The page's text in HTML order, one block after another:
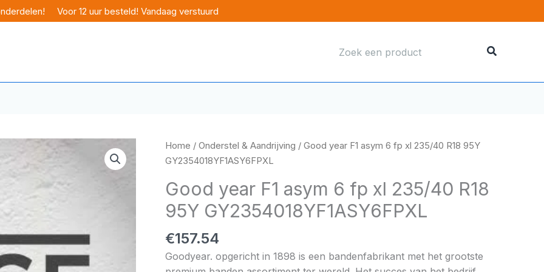
Voor 12 uur besteld! Vandaag verstuurd
naar:
Home / Onderstel & Aandrijving / Good year F1 asym 6 fp xl 235/40 R18 95Y
GY2354018YF1ASY6FPXL
Good year F1 asym 6 fp xl 235/40 R18
95Y GY2354018YF1ASY6FPXL
€157.54
Goodyear. opgericht in 1898 is een bandenfabrikant met het grootste